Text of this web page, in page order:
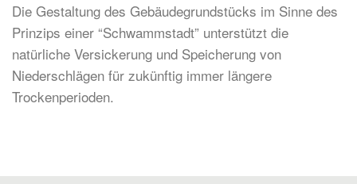
Die Gestaltung des Gebäudegrundstücks im Sinne des
Prinzips einer “Schwammstadt” unterstützt die
natürliche Versickerung und Speicherung von
Niederschlägen für zukünftig immer längere
Trockenperioden.